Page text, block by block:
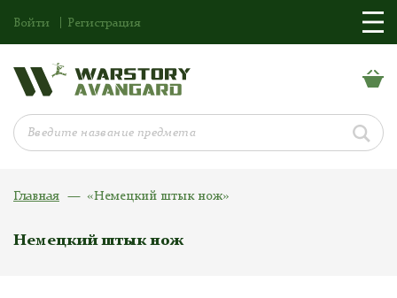
Войти Регистрация
Главная «Немецкий штык нож»
Немецкий штык нож